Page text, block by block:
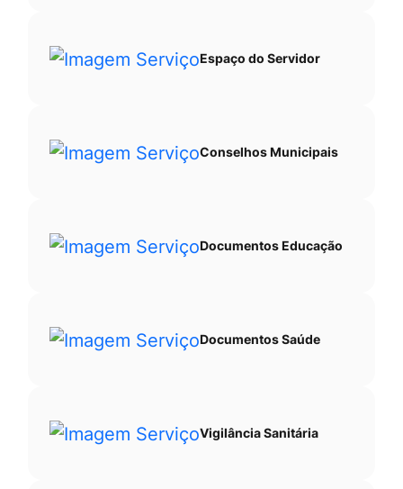
Espaço do Servidor
Conselhos Municipais
Documentos Educação
Documentos Saúde
Vigilância Sanitária